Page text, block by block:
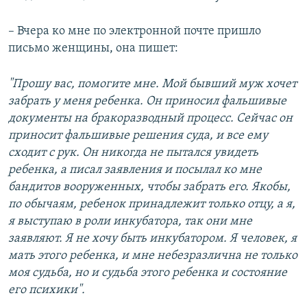
– Вчера ко мне по электронной почте пришло
письмо женщины, она пишет:
"Прошу вас, помогите мне. Мой бывший муж хочет
забрать у меня ребенка. Он приносил фальшивые
документы на бракоразводный процесс. Сейчас он
приносит фальшивые решения суда, и все ему
сходит с рук. Он никогда не пытался увидеть
ребенка, а писал заявления и посылал ко мне
бандитов вооруженных, чтобы забрать его. Якобы,
по обычаям, ребенок принадлежит только отцу, а я,
я выступаю в роли инкубатора, так они мне
заявляют. Я не хочу быть инкубатором. Я человек, я
мать этого ребенка, и мне небезразлична не только
моя судьба, но и судьба этого ребенка и состояние
его психики".